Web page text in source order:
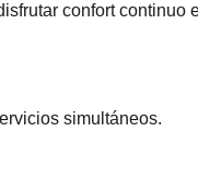
confort continuo
simultáneos.